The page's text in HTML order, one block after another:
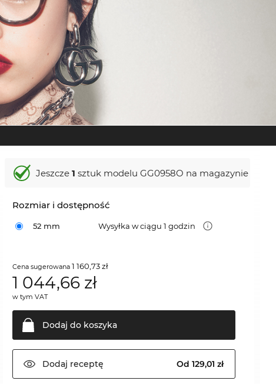
Jeszcze1 sztuk modelu GG0958O na magazynie
Rozmiar i dostępność
52 mm Wysyłka w ciągu 1 godzin
Cena sugerowana1 160,73 zł
1 044,66 zł
w tym VAT
Dodaj do koszyka
Dodaj receptę Od 129,01 zł